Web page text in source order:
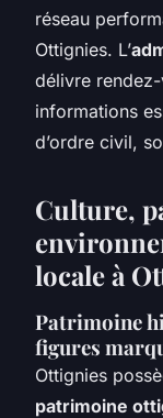
réseau
Ottignies. L’
délivre
informations
d’ordre civil,
Culture,
locale à
Patrimoine
figures
Ottignies
patrimoine